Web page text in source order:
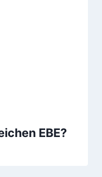
EBE?